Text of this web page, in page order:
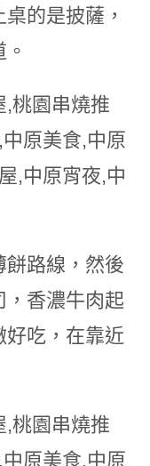
的是披薩，
餅路線，然後
，香濃牛肉起
好吃，在靠近